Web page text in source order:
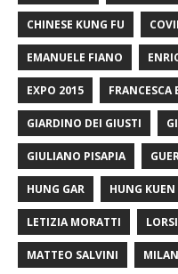
CHINESE KUNG FU
EMANUELE FIANO
EXPO 2015 FRANCESCA
GIARDINO DEI GIUSTI
GIULIANO PISAPIA
HUNG GAR HUNG KUEN
LETIZIA MORATTI
MATTEO SALVINI